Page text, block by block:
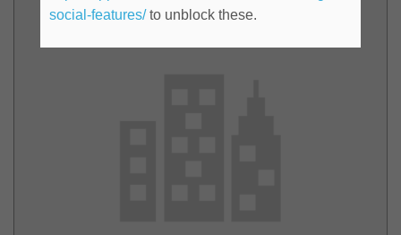
social-features/to unblock these.